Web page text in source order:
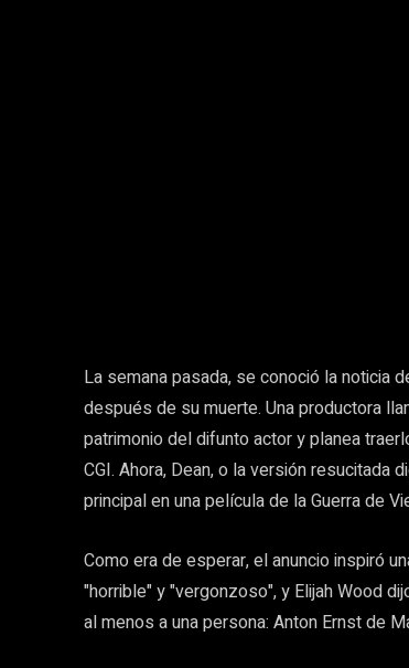
La semana pasada, se conoció la noticia
después de su muerte. Una productora
patrimonio del difunto actor y planea
CGI. Ahora, Dean, o la versión
principal en una película de la Guerra de
Como era de esperar, el anuncio inspiró
"horrible" y "vergonzoso", y Elijah Wood
al menos a una persona: Anton Ernst de